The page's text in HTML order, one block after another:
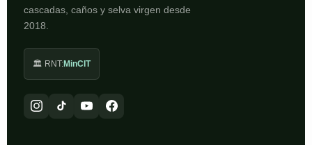
cascadas, caños y selva virgen desde
2018.
🏛️ RNT:MinCIT